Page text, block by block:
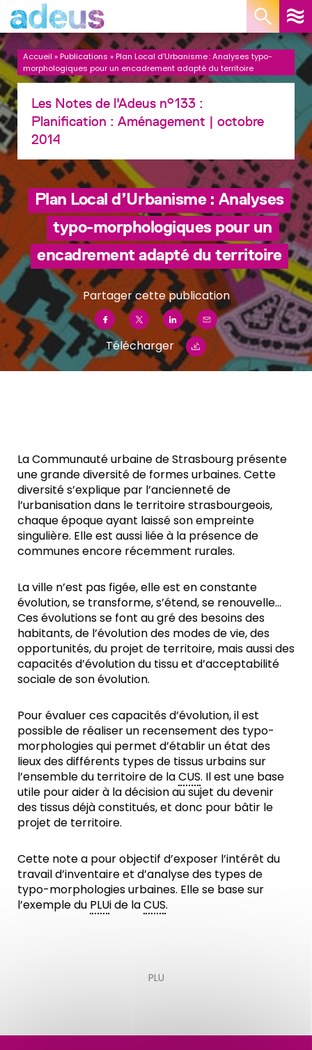
Accueil »Publications »Plan Local d’Urbanisme : Analyses typo-
morphologiques pour un encadrement adapté du territoire
Les Notes de l'Adeus n°133 :
Planification : Aménagement | octobre
2014
Plan Local d’Urbanisme : Analyses
typo-morphologiques pour un
encadrement adapté du territoire
Partager cette publication
Télécharger
La Communauté urbaine de Strasbourg présente
une grande diversité de formes urbaines. Cette
diversité s’explique par l’ancienneté de
l’urbanisation dans le territoire strasbourgeois,
chaque époque ayant laissé son empreinte
singulière. Elle est aussi liée à la présence de
communes encore récemment rurales.
La ville n’est pas figée, elle est en constante
évolution, se transforme, s’étend, se renouvelle…
Ces évolutions se font au gré des besoins des
habitants, de l’évolution des modes de vie, des
opportunités, du projet de territoire, mais aussi des
capacités d’évolution du tissu et d’acceptabilité
sociale de son évolution.
Pour évaluer ces capacités d’évolution, il est
possible de réaliser un recensement des typo-
morphologies qui permet d’établir un état des
lieux des différents types de tissus urbains sur
l’ensemble du territoire de laCUS. Il est une base
utile pour aider à la décision au sujet du devenir
des tissus déjà constitués, et donc pour bâtir le
projet de territoire.
Cette note a pour objectif d’exposer l’intérêt du
travail d’inventaire et d’analyse des types de
typo-morphologies urbaines. Elle se base sur
l’exemple du PLUi de laCUS.
PLU
Panneau de gestion des cookies